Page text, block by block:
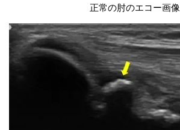
正常の肘のエコー画像